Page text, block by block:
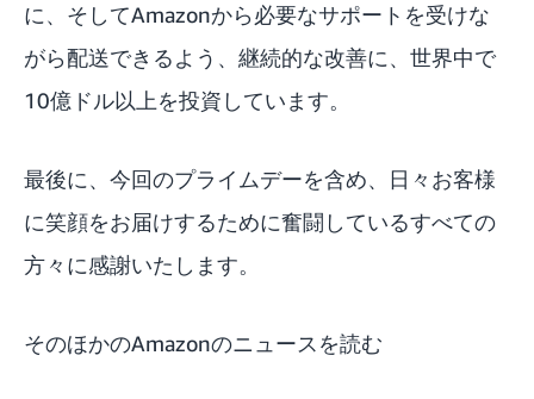
に、そしてAmazonから必要なサポートを受けな
がら配送できるよう、継続的な改善に、世界中で
10億ドル以上を投資しています。
最後に、今回のプライムデーを含め、日々お客様
に笑顔をお届けするために奮闘しているすべての
方々に感謝いたします。
そのほかのAmazonのニュースを読む